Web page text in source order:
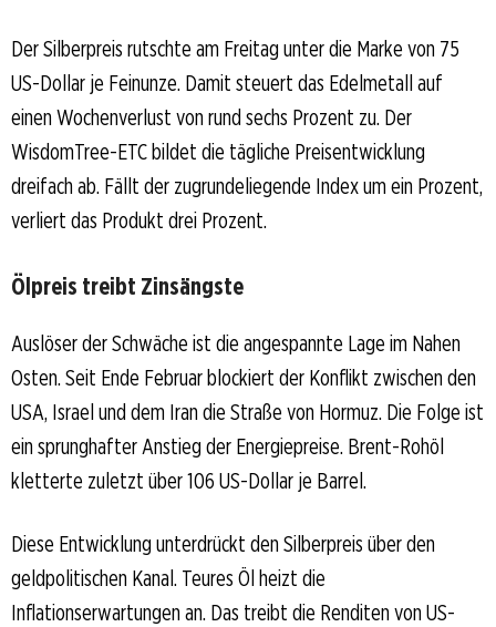
Der Silberpreis rutschte am Freitag unter die Marke von 75
US-Dollar je Feinunze. Damit steuert das Edelmetall auf
einen Wochenverlust von rund sechs Prozent zu. Der
WisdomTree-ETC bildet die tägliche Preisentwicklung
dreifach ab. Fällt der zugrundeliegende Index um ein Prozent,
verliert das Produkt drei Prozent.
Ölpreis treibt Zinsängste
Auslöser der Schwäche ist die angespannte Lage im Nahen
Osten. Seit Ende Februar blockiert der Konflikt zwischen den
USA, Israel und dem Iran die Straße von Hormuz. Die Folge ist
ein sprunghafter Anstieg der Energiepreise. Brent-Rohöl
kletterte zuletzt über 106 US-Dollar je Barrel.
Diese Entwicklung unterdrückt den Silberpreis über den
geldpolitischen Kanal. Teures Öl heizt die
Inflationserwartungen an. Das treibt die Renditen von US-